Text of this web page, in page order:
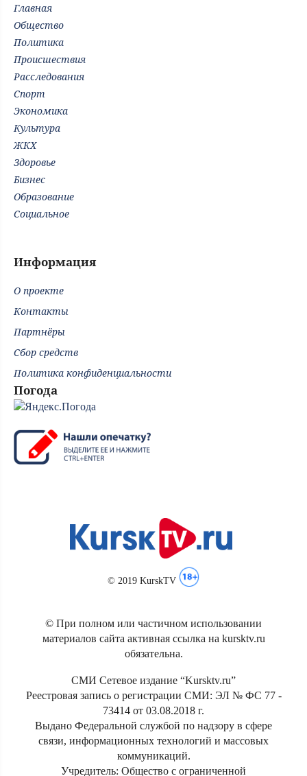
Главная
Общество
Политика
Происшествия
Расследования
Спорт
Экономика
Культура
ЖКХ
Здоровье
Бизнес
Образование
Социальное
Информация
О проекте
Контакты
Партнёры
Сбор средств
Политика конфиденциальности
Погода
© 2019 KurskTV
© При полном или частичном использовании
материалов сайта активная ссылка на kursktv.ru
обязательна.
СМИ Сетевое издание “Kursktv.ru”
Реестровая запись о регистрации СМИ: ЭЛ № ФС 77 -
73414 от 03.08.2018 г.
Выдано Федеральной службой по надзору в сфере
связи, информационных технологий и массовых
коммуникаций.
Учредитель: Общество с ограниченной